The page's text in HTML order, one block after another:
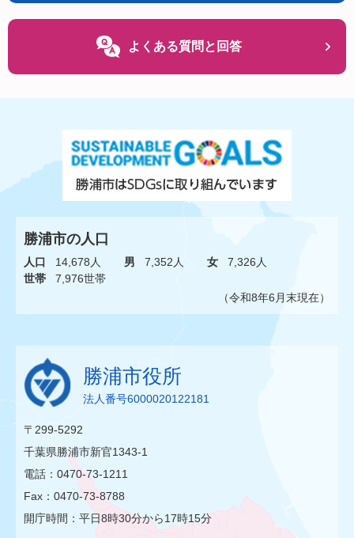
よくある質問と回答
勝浦市の人口
人口 14,678人 男 7,352人 女
7,326人
世帯
7,976世帯
（令和8年6月末現在）
勝浦市役所
法人番号6000020122181
〒299-5292
千葉県勝浦市新官1343-1
電話：0470-73-1211
Fax：0470-73-8788
開庁時間：平日8時30分から17時15分